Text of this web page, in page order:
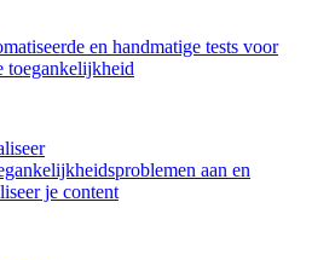
en handmatige tests voor
toegankelijkheid
aan en
je content